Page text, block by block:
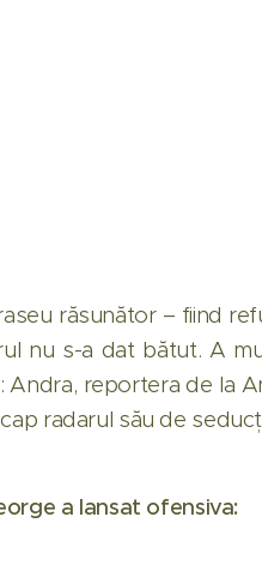
răsunător – fiind
nu s-a dat bătut. A
reportera de la
radarul său de
a lansat ofensiva: